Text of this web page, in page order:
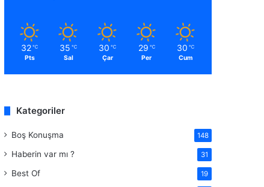
32 ℃
Pts
35 ℃
Sal
30 ℃
Çar
29 ℃
Per
30 ℃
Cum
Kategoriler
Boş Konuşma 148
Haberin var mı ? 31
Best Of 19